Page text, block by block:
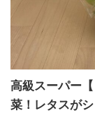
高級スーパー
菜！レタスが